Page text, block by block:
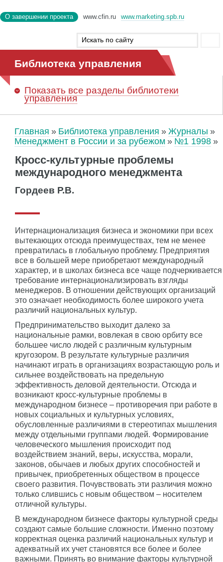
О завершении проекта www.cfin.ru www.marketing.spb.ru
Библиотека управления
Показать все разделы библиотеки
управления
Главная Библиотека управления
Журналы
Менеджмент в России и за рубежом
№1 1998
Кросс-культурные проблемы
международного менеджмента
Гордеев Р.В.
Интернационализация бизнеса и экономики при всех
вытекающих отсюда преимуществах, тем не менее
превратилась в глобальную проблему. Предприятия
все в большей мере приобретают международный
характер, и в школах бизнеса все чаще подчеркивается
требование интернационализировать взгляды
менеджеров. В отношении действующих организаций
это означает необходимость более широкого учета
различий национальных культур.
Предпринимательство выходит далеко за
национальные рамки, вовлекая в свою орбиту все
большее число людей с различным культурным
кругозором. В результате культурные различия
начинают играть в организациях возрастающую роль и
сильнее воздействовать на предельную
эффективность деловой деятельности. Отсюда и
возникают кросс-культурные проблемы в
международном бизнесе – противоречия при работе в
новых социальных и культурных условиях,
обусловленные различиями в стереотипах мышления
между отдельными группами людей. Формирование
человеческого мышления происходит под
воздействием знаний, веры, искусства, морали,
законов, обычаев и любых других способностей и
привычек, приобретенных обществом в процессе
своего развития. Почувствовать эти различия можно
только слившись с новым обществом – носителем
отличной культуры.
В международном бизнесе факторы культурной среды
создают самые большие сложности. Именно поэтому
корректная оценка различий национальных культур и
адекватный их учет становятся все более и более
важными. Принять во внимание факторы культурной